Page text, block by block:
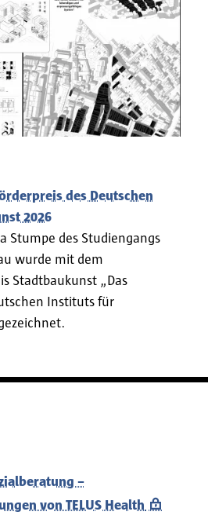
des Deutschen
2026
Stumpe des Studiengangs
wurde mit dem
Stadtbaukunst „Das
Instituts für
–
von TELUS Health